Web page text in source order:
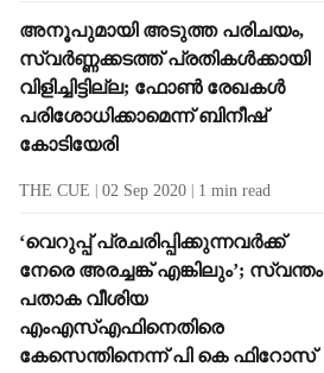
അനൂപുമായി അടുത്ത പരിചയം,
സ്വര്‍ണ്ണക്കടത്ത് പ്രതികള്‍ക്കായി
വിളിച്ചിട്ടില്ല; ഫോണ്‍ രേഖകള്‍
പരിശോധിക്കാമെന്ന് ബിനീഷ്
കോടിയേരി
THE CUE 02 Sep 2020 1 min read
‘വെറുപ്പ് പ്രചരിപ്പിക്കുന്നവര്‍ക്ക്
നേരെ അരച്ചങ്ക് എങ്കിലും’; സ്വന്തം
പതാക വീശിയ
എംഎസ്എഫിനെതിരെ
കേസെന്തിനെന്ന് പി കെ ഫിറോസ്